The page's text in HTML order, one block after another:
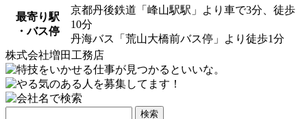
最寄り駅
・バス停
京都丹後鉄道「峰山駅駅」より車で3分、徒歩
10分
丹海バス「荒山大橋前バス停」より徒歩1分
株式会社増田工務店